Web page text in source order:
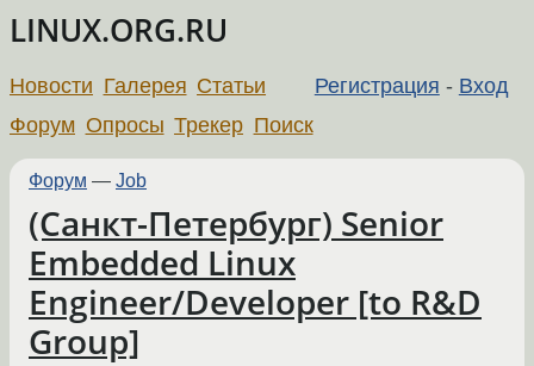
LINUX.ORG.RU
Регистрация - Вход
Новости Галерея Статьи
Форум Опросы Трекер Поиск
Форум — Job
(Санкт-Петербург) Senior
Embedded Linux
Engineer/Developer [to R&D
Group]